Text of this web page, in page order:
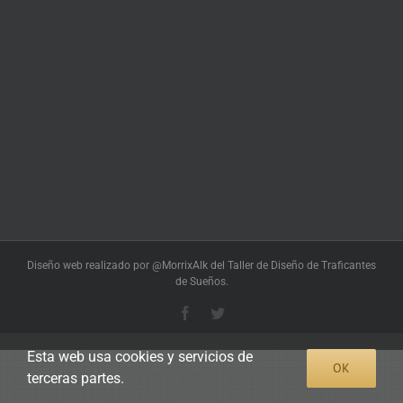
Diseño web realizado por @MorrixAlk del Taller de Diseño de Traficantes
de Sueños.
Facebook
Esta web usa cookies y servicios de
terceras partes.
OK